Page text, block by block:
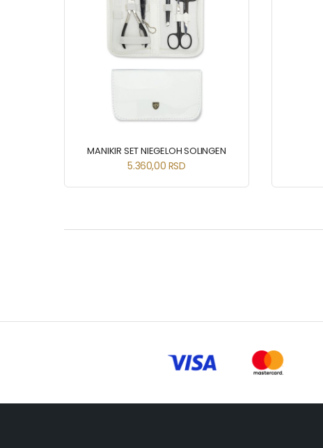
MANIKIR SET NIEGELOH SOLINGEN
5.360,00 RSD